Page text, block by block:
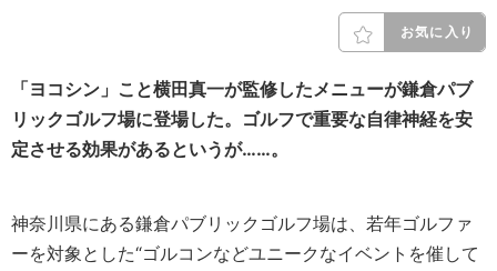
お気に入り
「ヨコシン」こと横田真一が監修したメニューが鎌倉パブ
リックゴルフ場に登場した。ゴルフで重要な自律神経を安
定させる効果があるというが……。
神奈川県にある鎌倉パブリックゴルフ場は、若年ゴルファ
ーを対象とした“ゴルコンなどユニークなイベントを催して